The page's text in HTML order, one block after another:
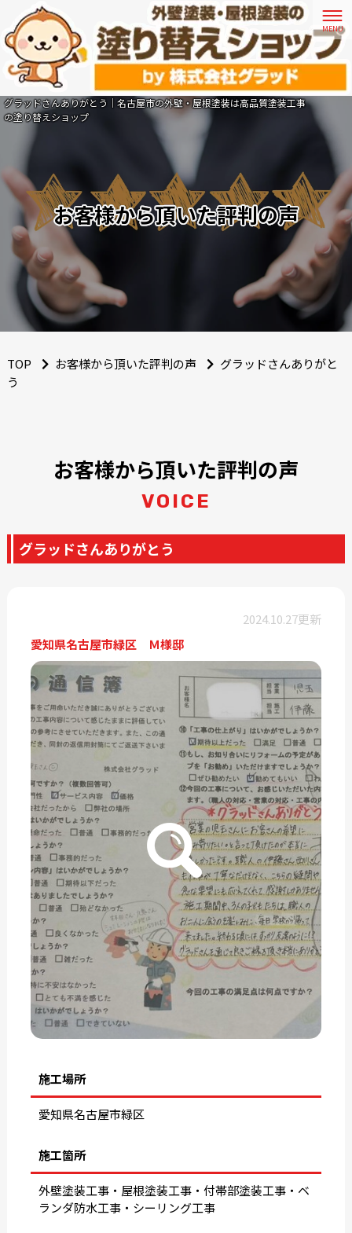
グラッドさんありがとう｜名古屋市の外壁・屋根塗装は高品質塗装工事
の塗り替えショップ
お客様から頂いた評判の声
TOP お客様から頂いた評判の声
グラッドさんありがと
う
お客様から頂いた評判の声
VOICE
グラッドさんありがとう
2024.10.27更新
愛知県名古屋市緑区 Ｍ様邸
施工場所
愛知県名古屋市緑区
施工箇所
外壁塗装工事・屋根塗装工事・付帯部塗装工事・ベ
ランダ防水工事・シーリング工事